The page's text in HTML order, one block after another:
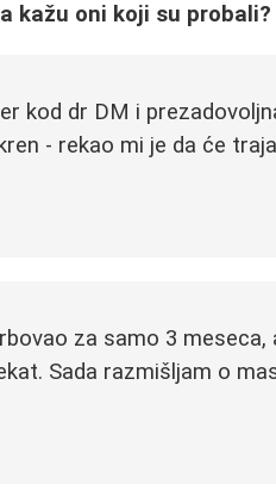
kažu oni koji su probali?
kod dr DM i
- rekao mi je da će
za samo 3
Sada razmišljam o